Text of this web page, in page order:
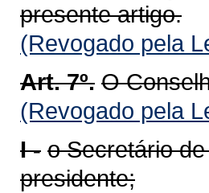
presente artigo.
(Revogado pela
Art. 7º. O
(Revogado pela
I - o Secretário
presidente;